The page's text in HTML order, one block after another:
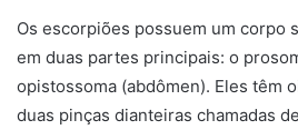
Os escorpiões possuem um corpo
em duas partes principais: o
opistossoma (abdômen). Eles têm
duas pinças dianteiras chamadas